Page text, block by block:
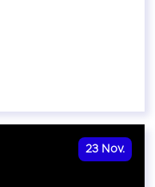
23 Nov.